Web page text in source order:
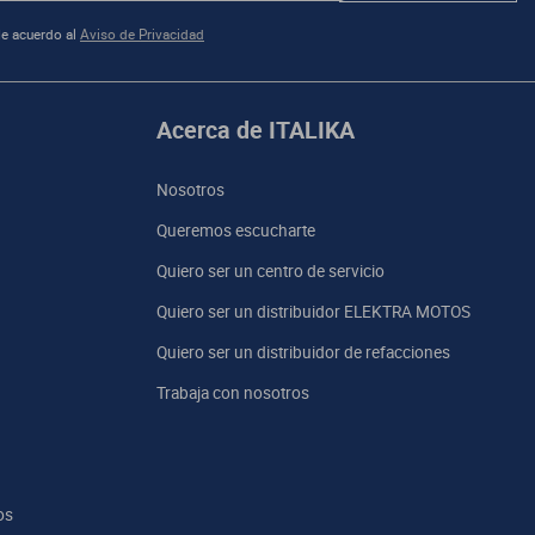
acuerdo al Aviso de Privacidad
Acerca de ITALIKA
Nosotros
Queremos escucharte
Quiero ser un centro de servicio
Quiero ser un distribuidor ELEKTRA MOTOS
Quiero ser un distribuidor de refacciones
Trabaja con nosotros